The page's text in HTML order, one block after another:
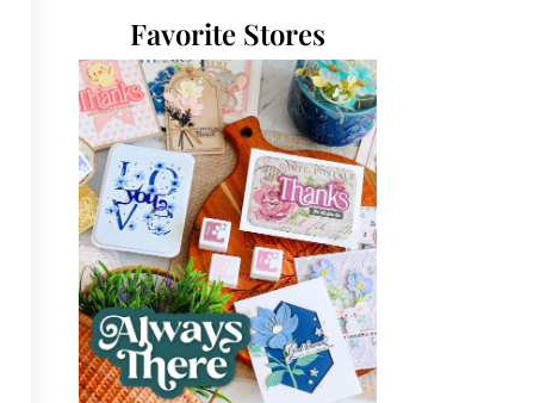
Favorite Stores